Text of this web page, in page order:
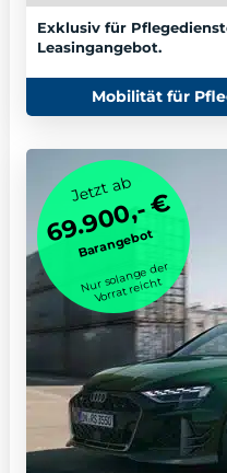
Exklusiv für
Leasingangebot.
Mobilität für
Jetzt ab
69.900,- €
Barangebot
Nur solange der
Vorrat reicht